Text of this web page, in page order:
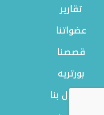
تقارير
عضواتنا
قصصنا
بورتريه
الاتصال بنا